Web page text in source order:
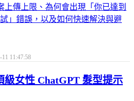
上傳上限、為何會出現「你已達到
」錯誤，以及如何快速解決與避
11 11:47:58
級女性 ChatGPT 髮型提示